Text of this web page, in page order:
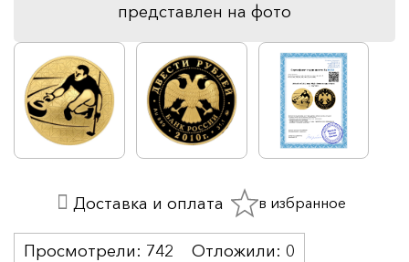
представлен на фото
Просмотрели: 742 Отложили: 0
Доставка и оплата в избранное